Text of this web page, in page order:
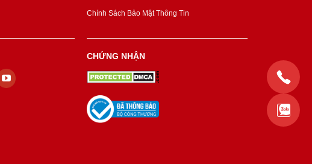
Chính Sách Bảo Mật Thông Tin
CHỨNG NHẬN